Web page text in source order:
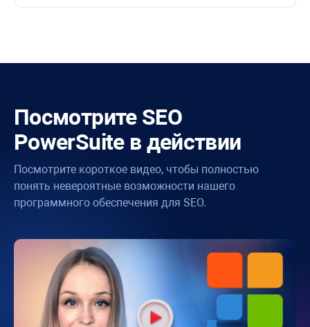
Посмотрите SEO
PowerSuiteв действии
Посмотрите короткое видео, чтобы полностью
понять невероятные возможности нашего
программного обеспечения для SEO.